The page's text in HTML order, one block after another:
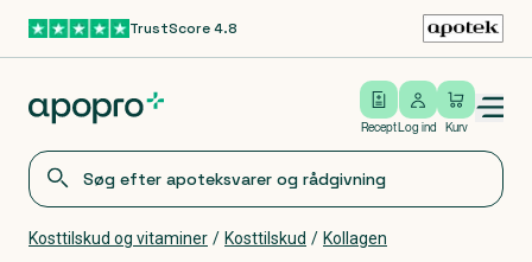
Gå til hovedindholdTrustScore 4.8
Recept
Log ind
Log ind Kurv
Open/close menu
Kosttilskud og vitaminer / Kosttilskud / Kollagen